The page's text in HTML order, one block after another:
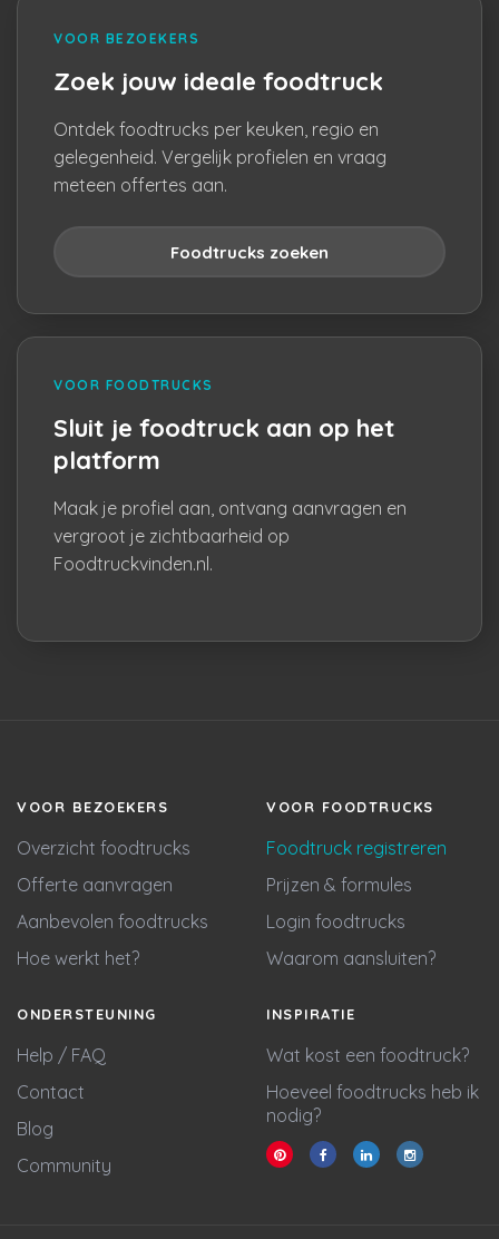
VOOR BEZOEKERS
Zoek jouw ideale foodtruck
Ontdek foodtrucks per keuken, regio en
gelegenheid. Vergelijk profielen en vraag
meteen offertes aan.
Foodtrucks zoeken
VOOR FOODTRUCKS
Sluit je foodtruck aan op het
platform
Maak je profiel aan, ontvang aanvragen en
vergroot je zichtbaarheid op
Foodtruckvinden.nl.
VOOR BEZOEKERS
Overzicht foodtrucks
Offerte aanvragen
Aanbevolen foodtrucks
Hoe werkt het?
VOOR FOODTRUCKS
Foodtruck registreren
Prijzen & formules
Login foodtrucks
Waarom aansluiten?
ONDERSTEUNING
Help / FAQ
Contact
Blog
Community
INSPIRATIE
Wat kost een foodtruck?
Hoeveel foodtrucks heb ik
nodig?